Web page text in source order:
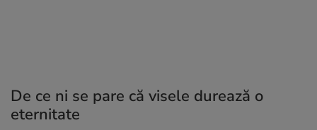
De ce ni se pare că visele durează o
eternitate